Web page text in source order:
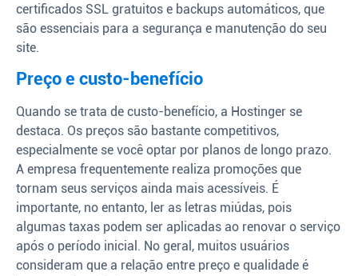
certificados SSL gratuitos e backups automáticos, que
são essenciais para a segurança e manutenção do seu
site.
Preço e custo-benefício
Quando se trata de custo-benefício, a Hostinger se
destaca. Os preços são bastante competitivos,
especialmente se você optar por planos de longo prazo.
A empresa frequentemente realiza promoções que
tornam seus serviços ainda mais acessíveis. É
importante, no entanto, ler as letras miúdas, pois
algumas taxas podem ser aplicadas ao renovar o serviço
após o período inicial. No geral, muitos usuários
consideram que a relação entre preço e qualidade é